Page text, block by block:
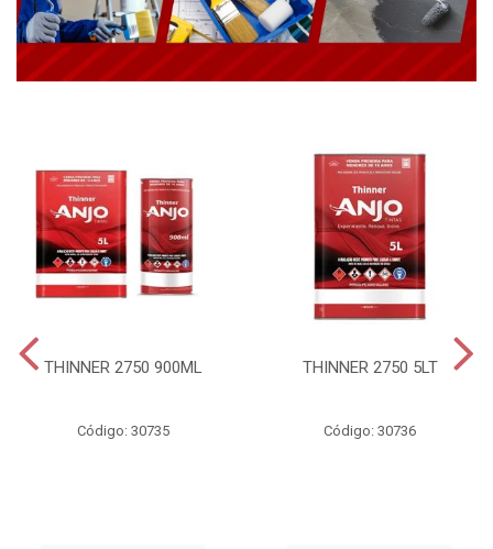
THINNER 2750 900ML
Código: 30735
THINNER 2750 5LT
Código: 30736